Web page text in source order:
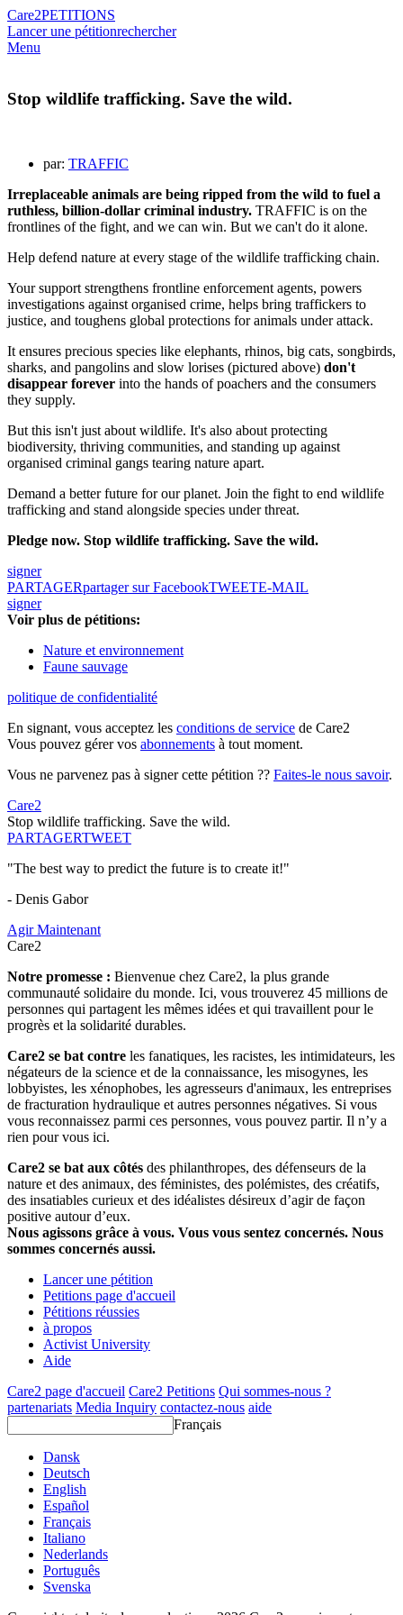
Care2PETITIONS
Lancer une pétitionrechercher
Menu
Stop wildlife trafficking. Save the wild.
par: TRAFFIC
Irreplaceable animals are being ripped from the wild to fuel a
ruthless, billion-dollar criminal industry. TRAFFIC is on the
frontlines of the fight, and we can win. But we can't do it alone.
Help defend nature at every stage of the wildlife trafficking chain.
Your support strengthens frontline enforcement agents, powers
investigations against organised crime, helps bring traffickers to
justice, and toughens global protections for animals under attack.
It ensures precious species like elephants, rhinos, big cats, songbirds,
sharks, and pangolins and slow lorises (pictured above) don't
disappear forever into the hands of poachers and the consumers
they supply.
But this isn't just about wildlife. It's also about protecting
biodiversity, thriving communities, and standing up against
organised criminal gangs tearing nature apart.
Demand a better future for our planet. Join the fight to end wildlife
trafficking and stand alongside species under threat.
Pledge now. Stop wildlife trafficking. Save the wild.
signer
PARTAGERpartager sur FacebookTWEETE-MAIL
signer
Voir plus de pétitions:
Nature et environnement
Faune sauvage
politique de confidentialité
En signant, vous acceptez les conditions de service de Care2
Vous pouvez gérer vos abonnements à tout moment.
Vous ne parvenez pas à signer cette pétition ?? Faites-le nous savoir.
Care2
Stop wildlife trafficking. Save the wild.
PARTAGERTWEET
"The best way to predict the future is to create it!"
- Denis Gabor
Agir Maintenant
Care2
Notre promesse : Bienvenue chez Care2, la plus grande
communauté solidaire du monde. Ici, vous trouverez 45 millions de
personnes qui partagent les mêmes idées et qui travaillent pour le
progrès et la solidarité durables.
Care2 se bat contre les fanatiques, les racistes, les intimidateurs, les
négateurs de la science et de la connaissance, les misogynes, les
lobbyistes, les xénophobes, les agresseurs d'animaux, les entreprises
de fracturation hydraulique et autres personnes négatives. Si vous
vous reconnaissez parmi ces personnes, vous pouvez partir. Il n’y a
rien pour vous ici.
Care2 se bat aux côtés des philanthropes, des défenseurs de la
nature et des animaux, des féministes, des polémistes, des créatifs,
des insatiables curieux et des idéalistes désireux d’agir de façon
positive autour d’eux.
Nous agissons grâce à vous. Vous vous sentez concernés. Nous
sommes concernés aussi.
Lancer une pétition
Petitions page d'accueil
Pétitions réussies
à propos
Activist University
Aide
Care2 page d'accueil Care2 Petitions Qui sommes-nous ?
partenariats Media Inquiry contactez-nous aide
Français
Dansk
Deutsch
English
Español
Français
Italiano
Nederlands
Português
Svenska